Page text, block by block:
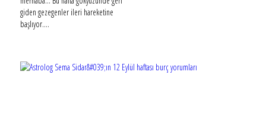
giden gezegenler ileri hareketine
başlıyor....